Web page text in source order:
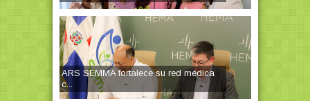
ARS SEMMA fortalece su red médica
c...